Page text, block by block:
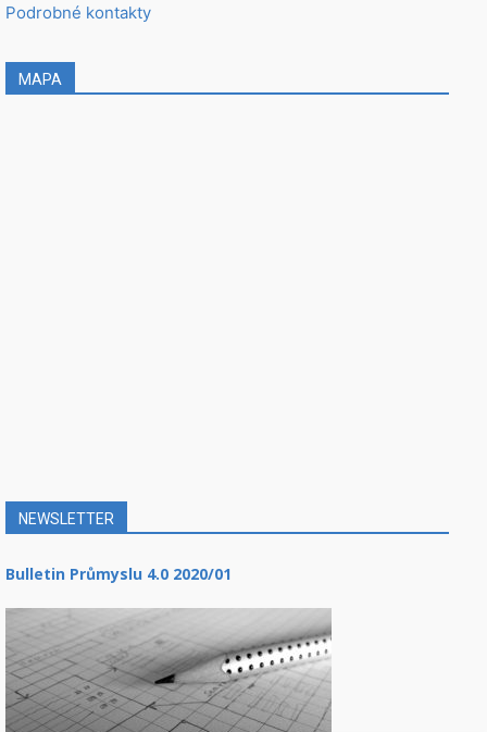
Podrobné kontakty
MAPA
NEWSLETTER
Bulletin Průmyslu 4.0 2020/01